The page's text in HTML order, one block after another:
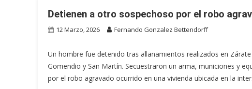
Detienen a otro sospechoso por el robo
12 Marzo, 2026 Fernando Gonzalez Bettendorff
Un hombre fue detenido tras allanamientos realizados en
Gomendio y San Martín. Secuestraron un arma, municiones y
por el robo agravado ocurrido en una vivienda ubicada en la